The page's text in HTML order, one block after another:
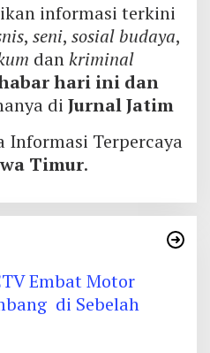
informasi terkini
, seni, sosial budaya,
dankriminal
hari ini dan
di Jurnal Jatim
Informasi Terpercaya
Timur.